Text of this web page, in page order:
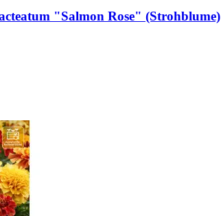
"Salmon Rose" (Strohblume)